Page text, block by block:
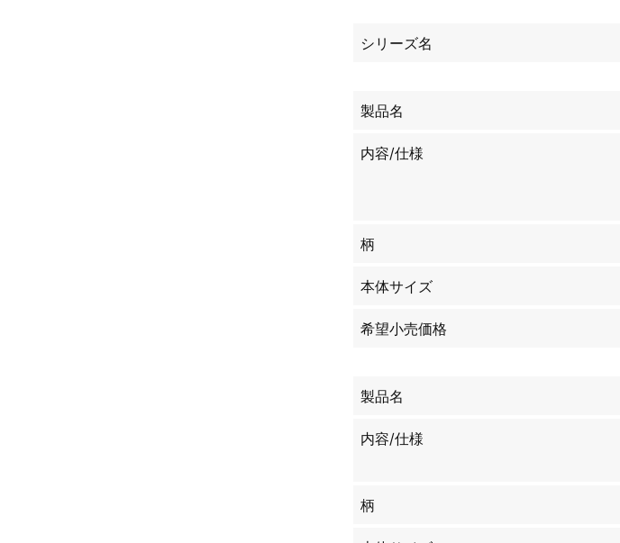
シリーズ名
製品名
内容/仕様
柄
本体サイズ
希望小売価格
製品名
内容/仕様
柄